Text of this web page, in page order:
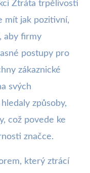
Ztráta trpělivosti
mít jak pozitivní,
aby firmy
postupy pro
zákaznické
svých
způsoby,
což povede ke
značce.
který ztrácí